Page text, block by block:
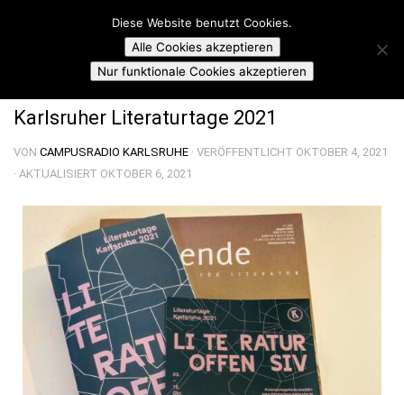
Skip to content
Campusradio Karlsruhe
HUCH EIN BUCH
Karlsruher Literaturtage 2021
VON CAMPUSRADIO KARLSRUHE · VERÖFFENTLICHT OKTOBER 4, 2021
· AKTUALISIERT OKTOBER 6, 2021
Diese Website benutzt Cookies.
Alle Cookies akzeptieren
Nur funktionale Cookies akzeptieren